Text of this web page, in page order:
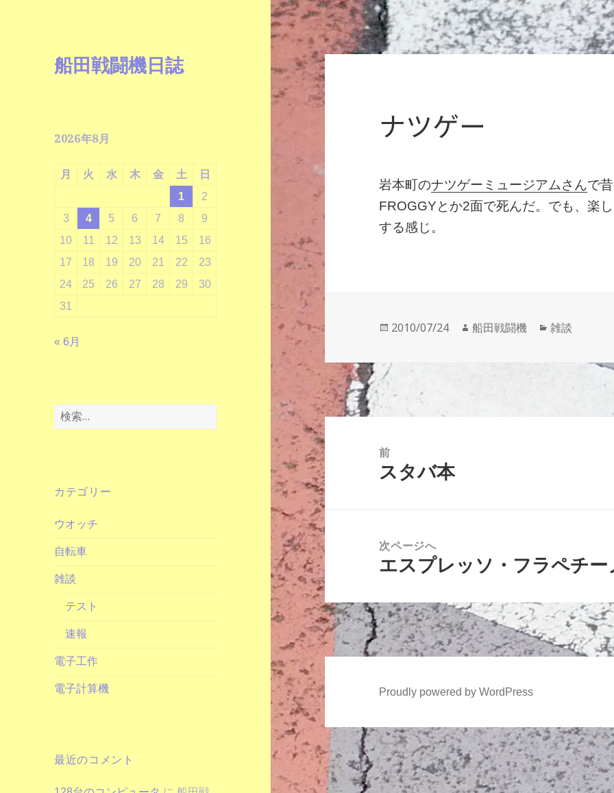
船田戦闘機日誌
2026年8月
月 火 水 木 金 土
日
1
2
3
4 5 6 7 8
9
10
11 12 13 14 15
16
17
18 19 20 21 22
23
24
25 26 27 28 29
30
31
« 6月
検
索:
カテゴリー
ウオッチ
自転車
雑談
テスト
速報
電子工作
電子計算機
最近のコメント
ナツゲー
岩本町のナツゲーミュージアムさんで
FROGGYとか2面で死んだ。でも、楽
する感じ。
投
日:
2010/07/24
作
船田戦闘機
カ
雑談
投
稿
ナ
ビ
ゲ
ー
シ
ョ
前
前
スタバ本
次ページへ
次
投
稿:
エスプレッソ・フラペチー
Proudly powered by WordPress